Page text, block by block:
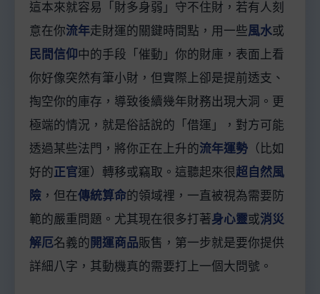
這本來就容易「財多身弱」守不住財，若有人刻
意在你流年走財運的關鍵時間點，用一些風水或
民間信仰中的手段「催動」你的財庫，表面上看
你好像突然有筆小財，但實際上卻是提前透支、
掏空你的庫存，導致後續幾年財務出現大洞。更
極端的情況，就是俗話說的「借運」，對方可能
透過某些法門，將你正在上升的流年運勢 （比如
好的正官運）轉移或竊取。這聽起來很超自然風
險 ，但在傳統算命的領域裡，一直被視為需要防
範的嚴重問題。尤其現在很多打著身心靈或消災
解厄名義的 開運商品販售，第一步就是要你提供
詳細八字，其動機真的需要打上一個大問號。